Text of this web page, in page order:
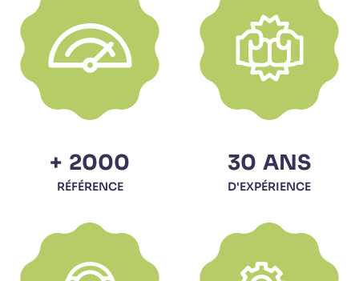
+ 2000
RÉFÉRENCE
30 ANS
D'EXPÉRIENCE